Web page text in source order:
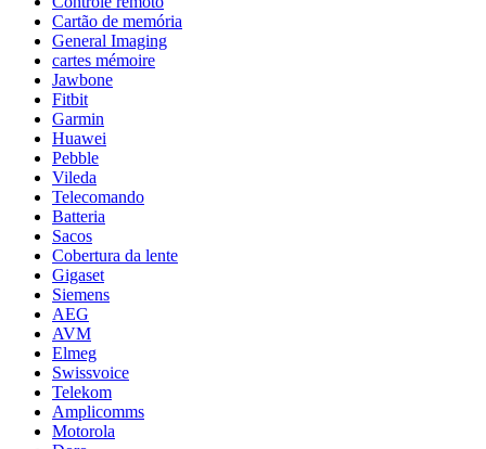
Cartão de memória
General Imaging
cartes mémoire
Jawbone
Fitbit
Garmin
Huawei
Pebble
Vileda
Telecomando
Batteria
Sacos
Cobertura da lente
Gigaset
Siemens
AEG
AVM
Elmeg
Swissvoice
Telekom
Amplicomms
Motorola